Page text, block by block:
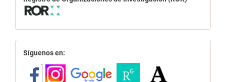
redes
Síguenos en: